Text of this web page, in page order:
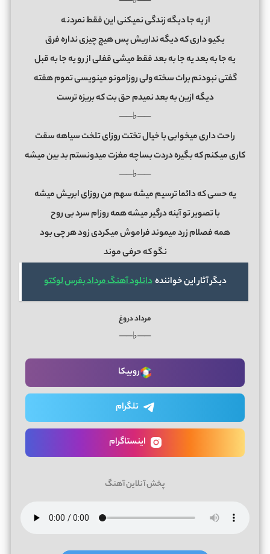
از یه جا دیگه زندگى نمیکنى این فقط نمردنه
یکیو دارى که دیگه نداریش پس هیچ چیزى نداره فرق
یه جا به بعد یه جا به بعد فقط میشى قفلى از رو یه جا به قبل
گفتى نبودنم برات سخته ولى روزامونو مینویسى تموم هفته
دیگه ازین به بعد نمیدم حق بت که بریزه ترست
──♭──
راحت دارى میخوابى با خیال تختت روزاى تلخت سیاهه سقت
کارى میکنم که بگیره دردت بساچه مغزت میدونستم بد بین میشه
──♭──
یه حسى که دائما ترسیم میشه سهم من روزاى ابریش میشه
با تصویر تو آینه درگیر میشه همه روزام سرد بى روح
همه فصلام زرد میموند فراموش میکردى زود هر چى بود
نگو که حرفى موند
دیگر آثار این خوانندهدانلود آهنگ مرداد بفرس لوکتو
مرداد دروغ
──♭──
روبیکا
تلگرام
اینستاگرام
پخش آنلاین آهنگ